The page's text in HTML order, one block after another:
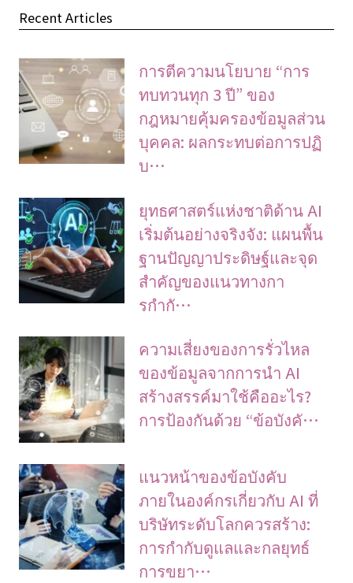
Recent Articles
การตีความนโยบาย “การ
ทบทวนทุก 3 ปี” ของ
กฎหมายคุ้มครองข้อมูลส่วน
บุคคล: ผลกระทบต่อการปฏิ
บ…
ยุทธศาสตร์แห่งชาติด้าน AI
เริ่มต้นอย่างจริงจัง: แผนพื้น
ฐานปัญญาประดิษฐ์และจุด
สำคัญของแนวทางกา
รกำกั…
ความเสี่ยงของการรั่วไหล
ของข้อมูลจากการนำ AI
สร้างสรรค์มาใช้คืออะไร?
การป้องกันด้วย “ข้อบังคั…
แนวหน้าของข้อบังคับ
ภายในองค์กรเกี่ยวกับ AI ที่
บริษัทระดับโลกควรสร้าง:
การกำกับดูแลและกลยุทธ์
การขยา…